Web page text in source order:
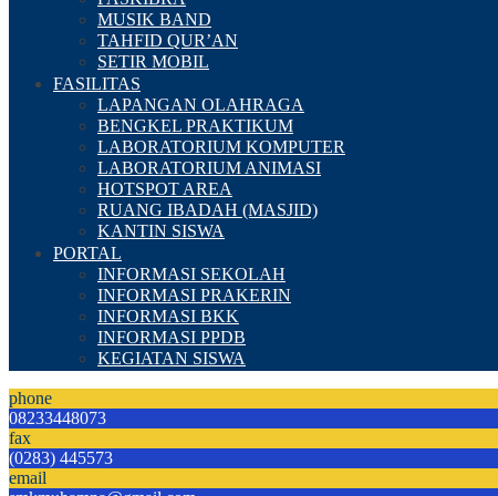
MUSIK BAND
TAHFID QUR’AN
SETIR MOBIL
FASILITAS
LAPANGAN OLAHRAGA
BENGKEL PRAKTIKUM
LABORATORIUM KOMPUTER
LABORATORIUM ANIMASI
HOTSPOT AREA
RUANG IBADAH (MASJID)
KANTIN SISWA
PORTAL
INFORMASI SEKOLAH
INFORMASI PRAKERIN
INFORMASI BKK
INFORMASI PPDB
KEGIATAN SISWA
phone
08233448073
fax
(0283) 445573
email